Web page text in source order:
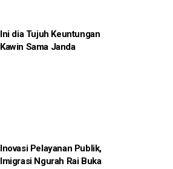
Ini dia Tujuh Keuntungan
Kawin Sama Janda
Inovasi Pelayanan Publik,
Imigrasi Ngurah Rai Buka